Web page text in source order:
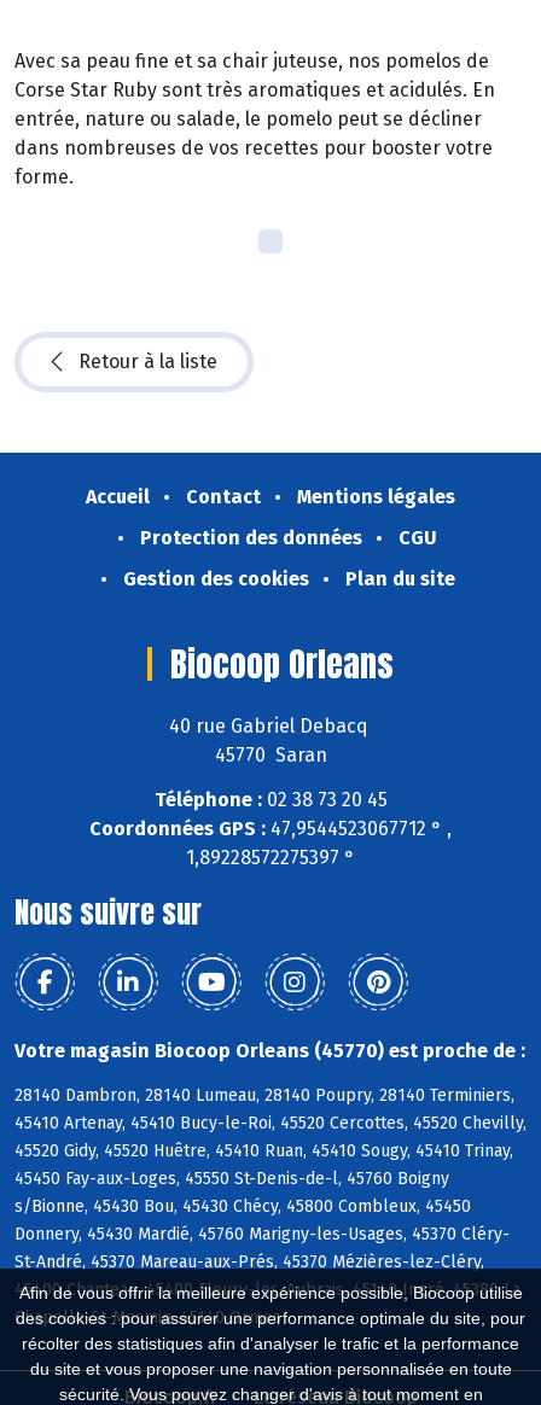
Afin de vous offrir la meilleure expérience possible, Biocoop utilise
des cookies : pour assurer une performance optimale du site, pour
récolter des statistiques afin d'analyser le trafic et la performance
du site et vous proposer une navigation personnalisée en toute
sécurité. Vous pouvez changer d'avis à tout moment en
Avec sa peau fine et sa chair juteuse, nos pomelos de
Corse Star Ruby sont très aromatiques et acidulés. En
entrée, nature ou salade, le pomelo peut se décliner
dans nombreuses de vos recettes pour booster votre
forme.
Retour à la liste
Accueil Contact
Mentions légales
Protection des données
CGU
Gestion des cookies
Plan du site
Biocoop Orleans
40 rue Gabriel Debacq
45770 Saran
Téléphone :02 38 73 20 45
Coordonnées GPS : 47,9544523067712 ° ,
1,89228572275397 °
Nous suivre sur
Votre magasin Biocoop Orleans (45770) est proche de :
28140 Dambron, 28140 Lumeau, 28140 Poupry, 28140 Terminiers,
45410 Artenay, 45410 Bucy-le-Roi, 45520 Cercottes, 45520 Chevilly,
45520 Gidy, 45520 Huêtre, 45410 Ruan, 45410 Sougy, 45410 Trinay,
45450 Fay-aux-Loges, 45550 St-Denis-de-l, 45760 Boigny
s/Bionne, 45430 Bou, 45430 Chécy, 45800 Combleux, 45450
Donnery, 45430 Mardié, 45760 Marigny-les-Usages, 45370 Cléry-
St-André, 45370 Mareau-aux-Prés, 45370 Mézières-lez-Cléry,
45400 Chanteau, 45400 Fleury-les-Aubrais, 45140 Ingré, 45380 La
Chapelle-St-Mesmin, 45140 Ormes
Biocoop.fr Le réseau Biocoop